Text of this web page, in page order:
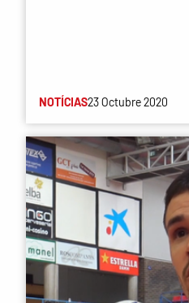
NOTÍCIAS23 Octubre 2020